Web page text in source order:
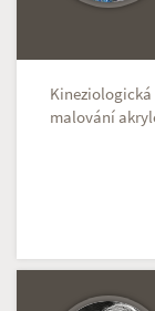
malování